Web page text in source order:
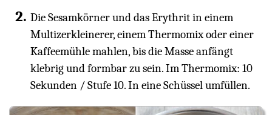
Die Sesamkörner und das Erythrit in einem
Multizerkleinerer, einem Thermomix oder einer
Kaffeemühle mahlen, bis die Masse anfängt
klebrig und formbar zu sein. Im Thermomix: 10
Sekunden / Stufe 10. In eine Schüssel umfüllen.